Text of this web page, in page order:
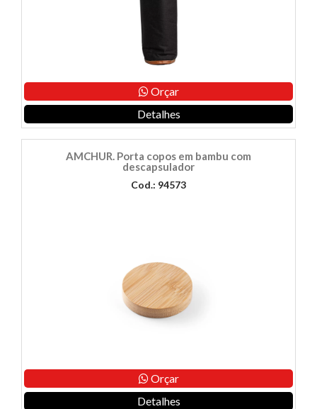
Orçar
Detalhes
AMCHUR. Porta copos em bambu com
descapsulador
Cod.: 94573
Orçar
Detalhes